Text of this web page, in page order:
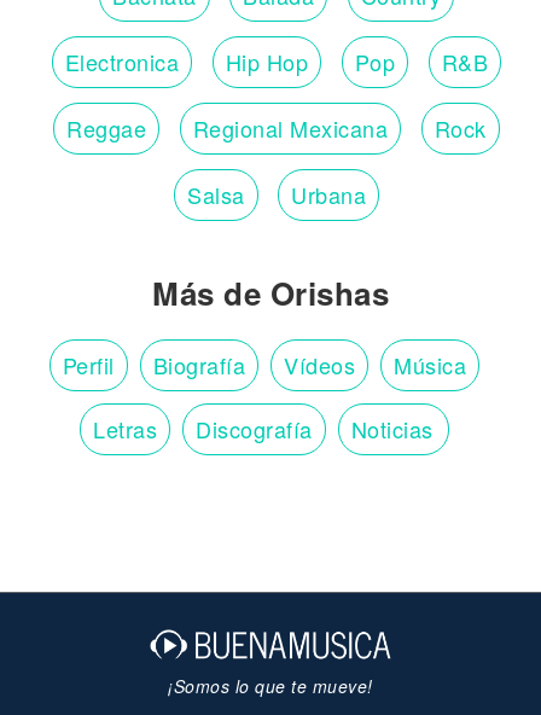
Electronica Hip Hop Pop R&B
Reggae Regional Mexicana Rock
Salsa Urbana
Más de Orishas
Perfil Biografía Vídeos Música
Letras Discografía Noticias
¡Somos lo que te mueve!